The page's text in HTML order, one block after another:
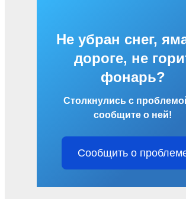
Не убран снег,
дороге, не
фонарь?
Столкнулись с
сообщите о ней!
Сообщить о